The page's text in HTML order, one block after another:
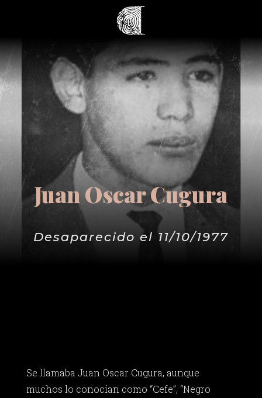
Juan Oscar Cugura
Desaparecido el 11/10/1977
Se llamaba Juan Oscar Cugura, aunque
muchos lo conocían como “Cefe”, “Negro